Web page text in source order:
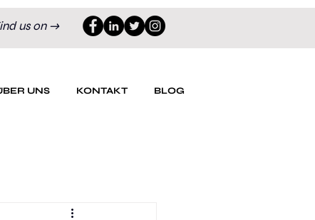
us on →
UNS KONTAKT BLOG